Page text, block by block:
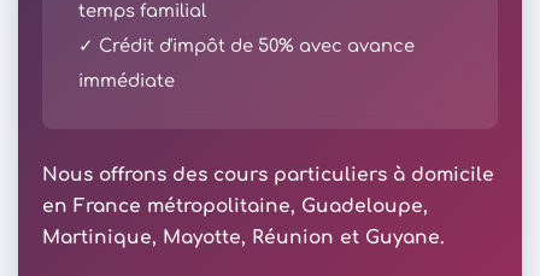
temps familial
✓ Crédit d'impôt de 50% avec avance
immédiate
Nous offrons des cours particuliers à domicile
en France métropolitaine, Guadeloupe,
Martinique, Mayotte, Réunion et Guyane.